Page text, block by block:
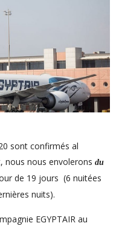
sont confirmés al
nous nous envolerons du
de 19 jours (6 nuitées
nuits).
EGYPTAIR au